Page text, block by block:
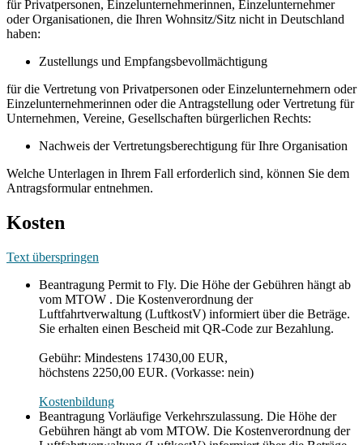
für Privatpersonen, Einzelunternehmerinnen, Einzelunternehmer
oder Organisationen, die Ihren Wohnsitz/Sitz nicht in Deutschland
haben:
Zustellungs und Empfangsbevollmächtigung
für die Vertretung von Privatpersonen oder Einzelunternehmern oder
Einzelunternehmerinnen oder die Antragstellung oder Vertretung für
Unternehmen, Vereine, Gesellschaften bürgerlichen Rechts:
Nachweis der Vertretungsberechtigung für Ihre Organisation
Welche Unterlagen in Ihrem Fall erforderlich sind, können Sie dem
Antragsformular entnehmen.
Kosten
Text überspringen
Beantragung Permit to Fly. Die Höhe der Gebühren hängt ab
vom MTOW . Die Kostenverordnung der
Luftfahrtverwaltung (LuftkostV) informiert über die Beträge.
Sie erhalten einen Bescheid mit QR-Code zur Bezahlung.
Gebühr: Mindestens 17430,00 EUR,
höchstens 2250,00 EUR. (Vorkasse: nein)
Kostenbildung
Beantragung Vorläufige Verkehrszulassung. Die Höhe der
Gebühren hängt ab vom MTOW. Die Kostenverordnung der